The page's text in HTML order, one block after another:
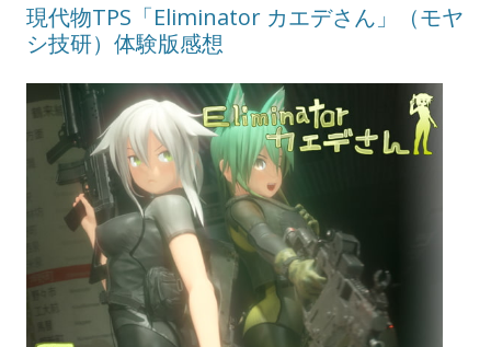
現代物TPS「Eliminator カエデさん」（モヤ
シ技研）体験版感想